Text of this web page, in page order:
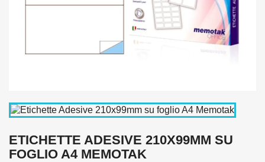
ETICHETTE ADESIVE 210X99MM SU
FOGLIO A4 MEMOTAK